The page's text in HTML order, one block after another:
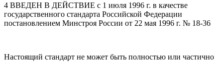
4 ВВЕДЕН В ДЕЙСТВИЕ с 1 июля 1996 г. в качестве
государственного стандарта Российской Федерации
постановлением Минстроя России от 22 мая 1996 г. № 18-36
Настоящий стандарт не может быть полностью или частично